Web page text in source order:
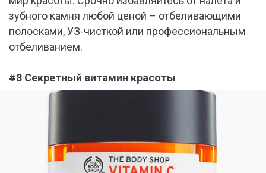
зубного камня любой ценой – отбеливающими
полосками, УЗ-чисткой или профессиональным
отбеливанием.
#8 Секретный витамин красоты